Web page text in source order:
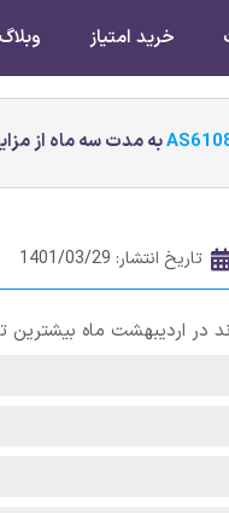
خرید امتیاز وبلاگ
به مدت سه ماه از
تاریخ انتشار: 1401/03/29
در اردیبهشت ماه بیشترین